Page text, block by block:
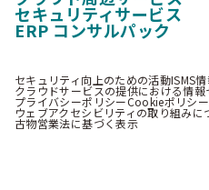
セキュリティサービス
ERP コンサルパック
セキュリティ向上のための活動ISMS
クラウドサービスの提供における情
プライバシーポリシーCookieポリシー
ウェブアクセシビリティの取り組みに
古物営業法に基づく表示